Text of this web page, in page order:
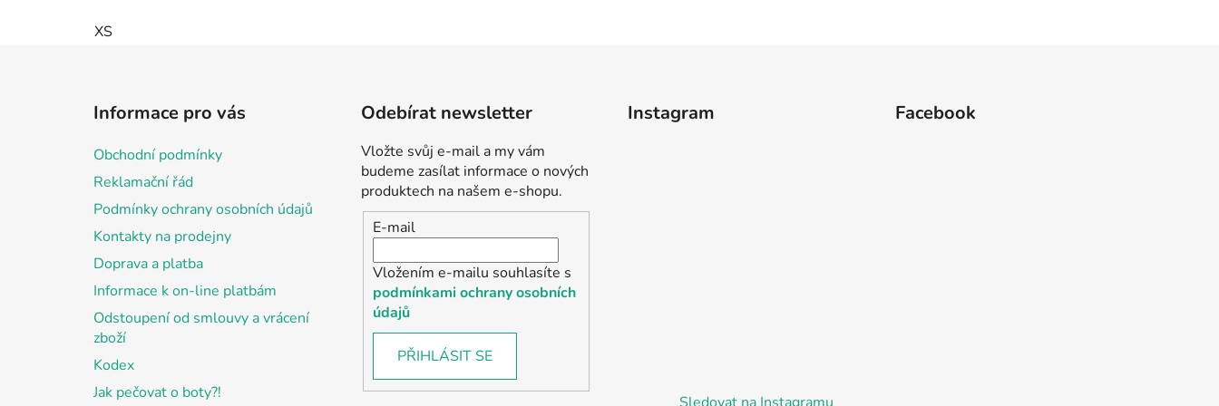
XS
Informace pro vás
Obchodní podmínky
Reklamační řád
Podmínky ochrany osobních údajů
Kontakty na prodejny
Doprava a platba
Informace k on-line platbám
Odstoupení od smlouvy a vrácení
zboží
Kodex
Jak pečovat o boty?!
Odebírat newsletter
Vložte svůj e-mail a my vám
budeme zasílat informace o nových
produktech na našem e-shopu.
E-mail
Vložením e-mailu souhlasíte s
podmínkami ochrany osobních
údajů
PŘIHLÁSIT SE
Instagram Facebook